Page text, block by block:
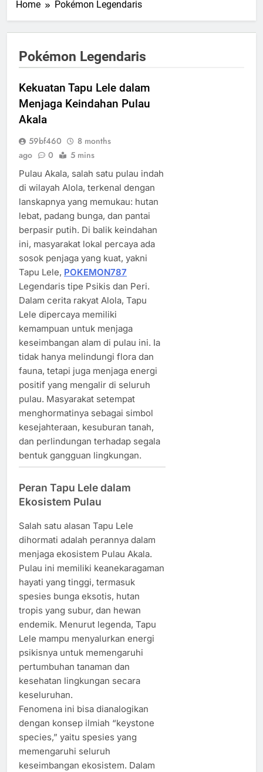
Home Pokémon Legendaris
Pokémon Legendaris
Kekuatan Tapu Lele dalam
Menjaga Keindahan Pulau
Akala
59bf460
8 months
ago
0 5 mins
Pulau Akala, salah satu pulau indah
di wilayah Alola, terkenal dengan
lanskapnya yang memukau: hutan
lebat, padang bunga, dan pantai
berpasir putih. Di balik keindahan
ini, masyarakat lokal percaya ada
sosok penjaga yang kuat, yakni
Tapu Lele, POKEMON787
Legendaris tipe Psikis dan Peri.
Dalam cerita rakyat Alola, Tapu
Lele dipercaya memiliki
kemampuan untuk menjaga
keseimbangan alam di pulau ini. Ia
tidak hanya melindungi flora dan
fauna, tetapi juga menjaga energi
positif yang mengalir di seluruh
pulau. Masyarakat setempat
menghormatinya sebagai simbol
kesejahteraan, kesuburan tanah,
dan perlindungan terhadap segala
bentuk gangguan lingkungan.
Peran Tapu Lele dalam
Ekosistem Pulau
Salah satu alasan Tapu Lele
dihormati adalah perannya dalam
menjaga ekosistem Pulau Akala.
Pulau ini memiliki keanekaragaman
hayati yang tinggi, termasuk
spesies bunga eksotis, hutan
tropis yang subur, dan hewan
endemik. Menurut legenda, Tapu
Lele mampu menyalurkan energi
psikisnya untuk memengaruhi
pertumbuhan tanaman dan
kesehatan lingkungan secara
keseluruhan.
Fenomena ini bisa dianalogikan
dengan konsep ilmiah “keystone
species,” yaitu spesies yang
memengaruhi seluruh
keseimbangan ekosistem. Dalam